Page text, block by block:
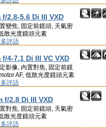
2.8-5.6 Di III VXD
變焦, 固定前鏡頭, 天氣密
散光度鏡頭元素
評語
4-7.1 Di III VC VXD
影像, 內置對焦, 固定前鏡
AF, 低散光度鏡頭元素
評語
f/2.8 Di III VXD
對焦, 固定前鏡頭, 天氣密
散光度鏡頭元素
評語